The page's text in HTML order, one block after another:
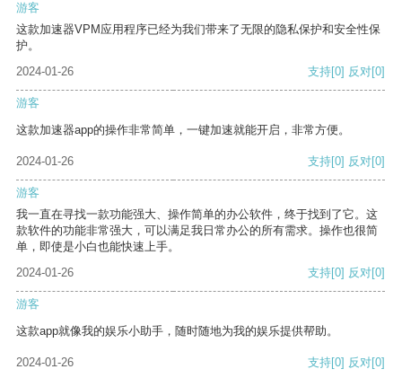
游客
这款加速器VPM应用程序已经为我们带来了无限的隐私保护和安全性保
护。
2024-01-26
支持[0] 反对[0]
游客
这款加速器app的操作非常简单，一键加速就能开启，非常方便。
2024-01-26 支持[0] 反对[0]
游客
我一直在寻找一款功能强大、操作简单的办公软件，终于找到了它。这
款软件的功能非常强大，可以满足我日常办公的所有需求。操作也很简
单，即使是小白也能快速上手。
2024-01-26
支持[0] 反对[0]
游客
这款app就像我的娱乐小助手，随时随地为我的娱乐提供帮助。
2024-01-26 支持[0] 反对[0]